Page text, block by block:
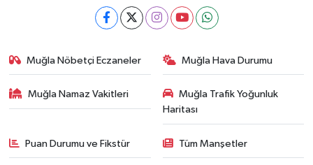
Muğla Nöbetçi Eczaneler Muğla Hava Durumu
Muğla Namaz Vakitleri
Muğla Trafik Yoğunluk
Haritası
Puan Durumu ve Fikstür Tüm Manşetler